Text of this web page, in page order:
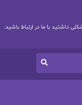
داشتید با ما در ارتباط باشید.